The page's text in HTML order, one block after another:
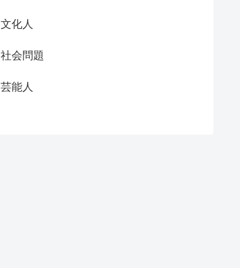
文化人
社会問題
芸能人